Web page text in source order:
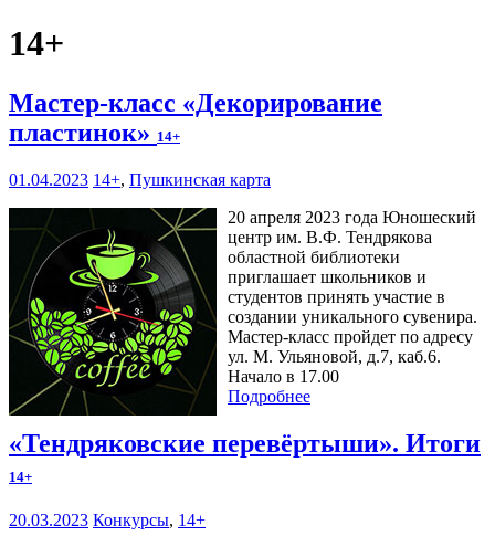
14+
Мастер-класс «Декорирование
пластинок» 14+
01.04.2023 14+, Пушкинская карта
20 апреля 2023 года Юношеский
центр им. В.Ф. Тендрякова
областной библиотеки
приглашает школьников и
студентов принять участие в
создании уникального сувенира.
Мастер-класс пройдет по адресу
ул. М. Ульяновой, д.7, каб.6.
Начало в 17.00
Подробнее
«Тендряковские перевёртыши». Итоги
14+
20.03.2023 Конкурсы, 14+